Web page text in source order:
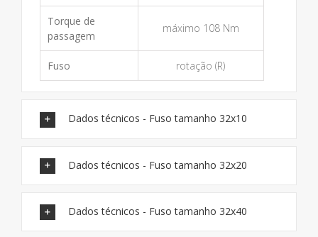
Torque de
passagem
máximo 108 Nm
Fuso rotação (R)
Dados técnicos - Fuso tamanho 32x10
Dados técnicos - Fuso tamanho 32x20
Dados técnicos - Fuso tamanho 32x40